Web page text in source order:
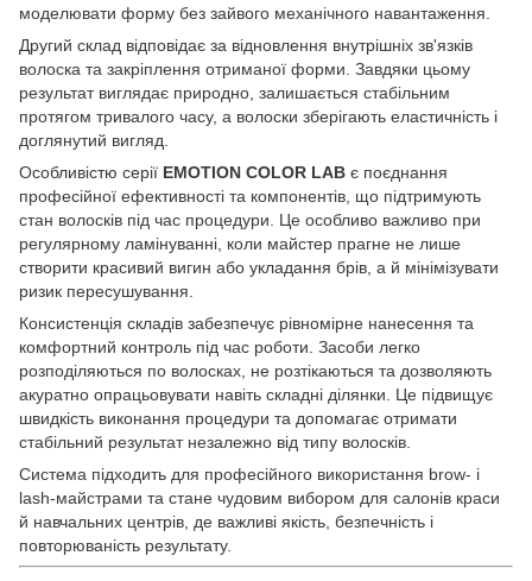
моделювати форму без зайвого механічного навантаження.
Другий склад відповідає за відновлення внутрішніх зв'язків
волоска та закріплення отриманої форми. Завдяки цьому
результат виглядає природно, залишається стабільним
протягом тривалого часу, а волоски зберігають еластичність і
доглянутий вигляд.
Особливістю серії EMOTION COLOR LAB є поєднання
професійної ефективності та компонентів, що підтримують
стан волосків під час процедури. Це особливо важливо при
регулярному ламінуванні, коли майстер прагне не лише
створити красивий вигин або укладання брів, а й мінімізувати
ризик пересушування.
Консистенція складів забезпечує рівномірне нанесення та
комфортний контроль під час роботи. Засоби легко
розподіляються по волосках, не розтікаються та дозволяють
акуратно опрацьовувати навіть складні ділянки. Це підвищує
швидкість виконання процедури та допомагає отримати
стабільний результат незалежно від типу волосків.
Система підходить для професійного використання brow- і
lash-майстрами та стане чудовим вибором для салонів краси
й навчальних центрів, де важливі якість, безпечність і
повторюваність результату.